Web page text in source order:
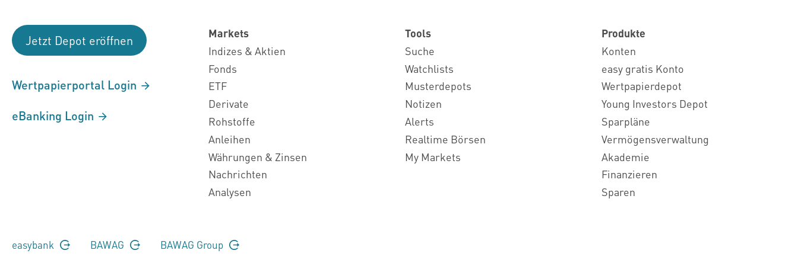
Jetzt Depot eröffnen
Wertpapierportal Login
eBanking Login
Markets
Indizes & Aktien
Fonds
ETF
Derivate
Rohstoffe
Anleihen
Währungen & Zinsen
Nachrichten
Analysen
Tools
Suche
Watchlists
Musterdepots
Notizen
Alerts
Realtime Börsen
My Markets
Produkte
Konten
easy gratis Konto
Wertpapierdepot
Young Investors Depot
Sparpläne
Vermögensverwaltung
Akademie
Finanzieren
Sparen
easybank BAWAG BAWAG Group